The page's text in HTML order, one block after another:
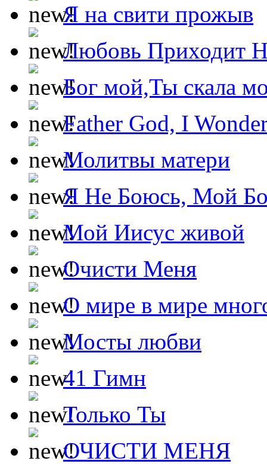
Я на свити прожыв
Любовь Приходит
Бог мой,Ты скала
Father God, I
Молитвы матери
Я Не Боюсь, Мой
Мой Иисус живой
Очисти Меня
О мире в мире
Мосты любви
41 Гимн
Только Ты
ОЧИСТИ МЕНЯ